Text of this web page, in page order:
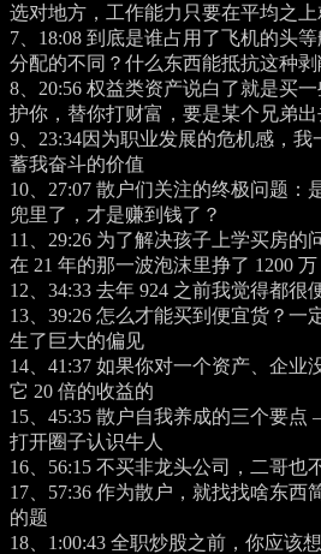
选对地方，工作能力只要在平均之
7、 18:08 到底是谁占用了飞机的头
分配的不同？什么东西能抵抗这种剥
8、 20:56 权益类资产说白了就是买
护你，替你打财富，要是某个兄弟
9、 23:34因为职业发展的危机感，
蓄我奋斗的价值
10、 27:07 散户们关注的终极问题：
兜里了，才是赚到钱了？
11、 29:26 为了解决孩子上学买房的
在 21 年的那一波泡沫里挣了 1200 万
12、 34:33 去年 924 之前我觉得都很
13、 39:26 怎么才能买到便宜货？一
生了巨大的偏见
14、 41:37 如果你对一个资产、企业
它 20 倍的收益的
15、 45:35 散户自我养成的三个要点
打开圈子认识牛人
16、 56:15 不买非龙头公司，二哥也
17、 57:36 作为散户，就找找啥东西
的题
18、 1:00:43 全职炒股之前，你应该